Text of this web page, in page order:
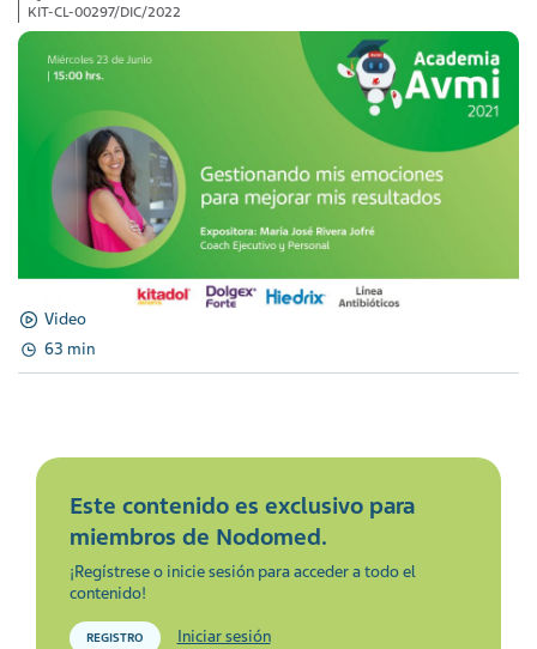
KIT-CL-00297/DIC/2022
Video
63 min
Este contenido es exclusivo para
miembros de Nodomed.
¡Regístrese o inicie sesión para acceder a todo el
contenido!
REGISTRO Iniciar sesión